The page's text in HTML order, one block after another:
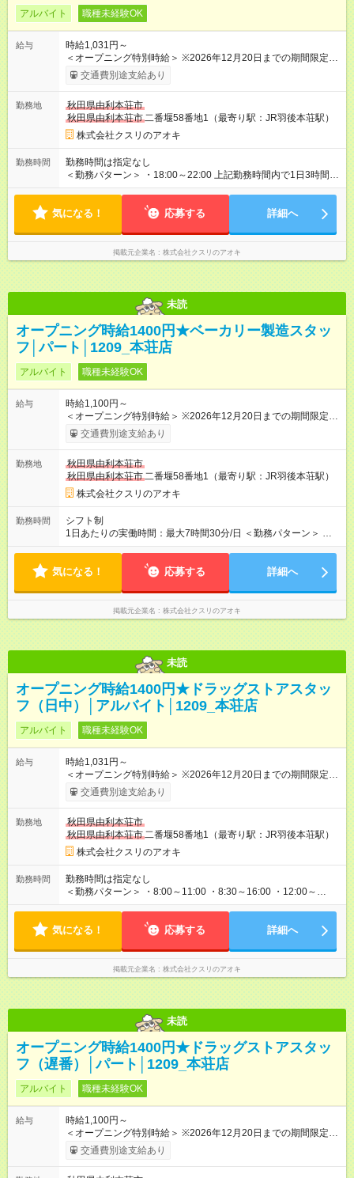
アルバイト 職種未経験OK
給与
時給1,031円～
＜オープニング特別時給＞ ※2026年12月20日までの期間限定特
別時給 8:30～17:00 時給1400円 17:00～22:00 時給1500円
※2026年12月21日～通常時給適用 8:30～17:00 時給1031円
降 25％増し（営業店舗のみ） 【手当】 ※登録販売者資格手当
あり（時給＋30円） ※2026年12月21日～適用 ★下記当社条件
に対応できる方は時給――― 8:00～17:00＋69円 17:00～22:00
＋100円 ★当社条件★ 1.月の半分以上 水 日曜日出勤可能な方 2.
当社近隣店舗へのヘルプが可能な方 3.下記のいずれかの時間帯
で勤務可能な方 a 8:30～ b ～18:00 c ～閉店時間 【試用期
交通費別途支給あり
勤務地
秋田県由利本荘市
秋田県由利本荘市二番堰58番地1（最寄り駅：JR羽後本荘駅）
株式会社クスリのアオキ
勤務時間
勤務時間は指定なし
＜勤務パターン＞ ・18:00～22:00 上記勤務時間内で1日3時間以
上 ※1日の実働時間が法定労働時間（1日8時間）を超えることは
気になる！ 応募する 詳細へ
掲載元企業名 株式会社クスリのアオキ
未読
オープニング時給1400円★ベーカリー製造スタッ
フ│パート│1209_本荘店
アルバイト 職種未経験OK
給与
時給1,100円～
＜オープニング特別時給＞ ※2026年12月20日までの期間限定特
別時給 8:30～17:00 時給1400円 ※2026年12月21日～通常時
給適用 8:30～17:00 時給1100円 ※日祝は時給100円ＵＰ！ 22
交通費別途支給あり
勤務地
秋田県由利本荘市
秋田県由利本荘市二番堰58番地1（最寄り駅：JR羽後本荘駅）
株式会社クスリのアオキ
勤務時間
シフト制
1日あたりの実働時間：最大7時間30分/日 ＜勤務パターン＞ ・
7:00～ ・8:00～ ※7:00or8:00勤務必須 1日5時間 (7～7.5時間の
気になる！ 応募する 詳細へ
掲載元企業名 株式会社クスリのアオキ
未読
オープニング時給1400円★ドラッグストアスタッ
フ（日中）│アルバイト│1209_本荘店
アルバイト 職種未経験OK
給与
時給1,031円～
＜オープニング特別時給＞ ※2026年12月20日までの期間限定特
別時給 8:30～17:00 時給1400円 17:00～22:00 時給1500円
※2026年12月21日～通常時給適用 8:30～17:00 時給1031円
降 25％増し（営業店舗のみ） 【手当】 ※登録販売者資格手当
あり（時給＋30円） ※2026年12月21日～適用 ★下記当社条件
に対応できる方は時給――― 8:00～17:00＋69円 17:00～22:00
＋100円 ★当社条件★ 1.月の半分以上 水 日曜日出勤可能な方 2.
当社近隣店舗へのヘルプが可能な方 3.下記のいずれかの時間帯
で勤務可能な方 a 8:30～ b ～18:00 c ～閉店時間 【試用期
交通費別途支給あり
勤務地
秋田県由利本荘市
秋田県由利本荘市二番堰58番地1（最寄り駅：JR羽後本荘駅）
株式会社クスリのアオキ
勤務時間
勤務時間は指定なし
＜勤務パターン＞ ・8:00～11:00 ・8:30～16:00 ・12:00～
18:00 上記勤務時間内で1日3時間以上 ※1日の実働時間が法定労
気になる！ 応募する 詳細へ
掲載元企業名 株式会社クスリのアオキ
未読
オープニング時給1400円★ドラッグストアスタッ
フ（遅番）│パート│1209_本荘店
アルバイト 職種未経験OK
給与
時給1,100円～
＜オープニング特別時給＞ ※2026年12月20日までの期間限定特
別時給 8:30～17:00 時給1400円 17:00～22:00 時給1500円
※2026年12月21日～通常時給適用 8:30～17:00 時給1100円
交通費別途支給あり